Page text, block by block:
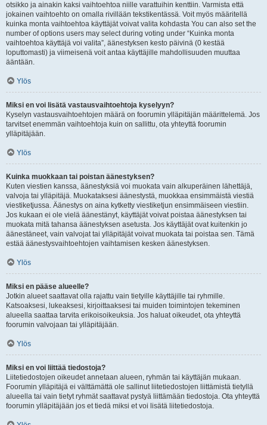
otsikko ja ainakin kaksi vaihtoehtoa niille varattuihin kenttiin. Varmista että
jokainen vaihtoehto on omalla rivillään tekstikentässä. Voit myös määritellä
kuinka monta vaihtoehtoa käyttäjät voivat valita kohdasta You can also set the
number of options users may select during voting under “Kuinka monta
vaihtoehtoa käyttäjä voi valita”, äänestyksen kesto päivinä (0 kestää
loputtomasti) ja viimeisenä voit antaa käyttäjille mahdollisuuden muuttaa
ääntään.
Ylös
Miksi en voi lisätä vastausvaihtoehtoja kyselyyn?
Kyselyn vastausvaihtoehtojen määrä on foorumin ylläpitäjän määrittelemä. Jos
tarvitset enemmän vaihtoehtoja kuin on sallittu, ota yhteyttä foorumin
ylläpitäjään.
Ylös
Kuinka muokkaan tai poistan äänestyksen?
Kuten viestien kanssa, äänestyksiä voi muokata vain alkuperäinen lähettäjä,
valvoja tai ylläpitäjä. Muokataksesi äänestystä, muokkaa ensimmäistä viestiä
viestiketjussa. Äänestys on aina kytketty viestiketjun ensimmäiseen viestiin.
Jos kukaan ei ole vielä äänestänyt, käyttäjät voivat poistaa äänestyksen tai
muokata mitä tahansa äänestyksen asetusta. Jos käyttäjät ovat kuitenkin jo
äänestäneet, vain valvojat tai ylläpitäjät voivat muokata tai poistaa sen. Tämä
estää äänestysvaihtoehtojen vaihtamisen kesken äänestyksen.
Ylös
Miksi en pääse alueelle?
Jotkin alueet saattavat olla rajattu vain tietyille käyttäjille tai ryhmille.
Katsoaksesi, lukeaksesi, kirjoittaaksesi tai muiden toimintojen tekeminen
alueella saattaa tarvita erikoisoikeuksia. Jos haluat oikeudet, ota yhteyttä
foorumin valvojaan tai ylläpitäjään.
Ylös
Miksi en voi liittää tiedostoja?
Liitetiedostojen oikeudet annetaan alueen, ryhmän tai käyttäjän mukaan.
Foorumin ylläpitäjä ei välttämättä ole sallinut liitetiedostojen liittämistä tietyllä
alueella tai vain tietyt ryhmät saattavat pystyä liittämään tiedostoja. Ota yhteyttä
foorumin ylläpitäjään jos et tiedä miksi et voi lisätä liitetiedostoja.